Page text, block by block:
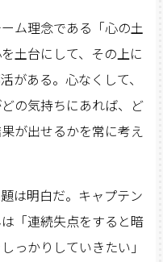
ム理念である「心の土
土台にして、その上に
がある。心なくして、
の気持ちにあれば、ど
が出せるかを常に考え
は明白だ。キャプテン
「連続失点をすると暗
っかりしていきたい」